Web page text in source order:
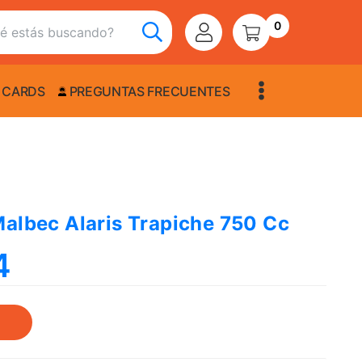
0
PREGUNTAS FRECUENTES
Alaris Trapiche 750 Cc